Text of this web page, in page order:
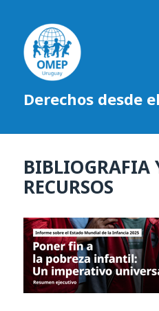
Derechos desde
BIBLIOGRAFIA
RECURSOS